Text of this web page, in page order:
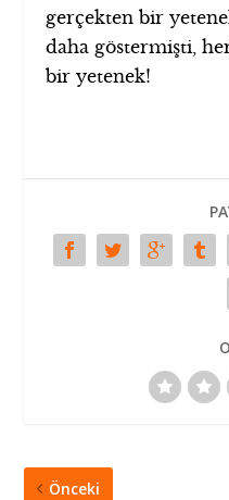
gerçekten bir
daha göstermişti,
bir yetenek!
Önceki